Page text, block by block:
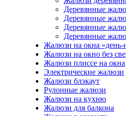
Деревянные
Деревянные
Деревянные
Деревянные
Жалюзи на окна «день-
Жалюзи на окно без
Жалюзи плиссе на окна
Электрические жалюзи
Жалюзи блэкаут
Рулонные жалюзи
Жалюзи на кухню
Жалюзи для балкона